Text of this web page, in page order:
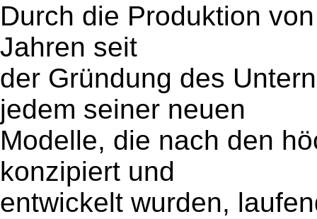
Durch die Produktion
Jahren seit
der Gründung des
jedem seiner neuen
Modelle, die nach den
konzipiert und
entwickelt wurden,